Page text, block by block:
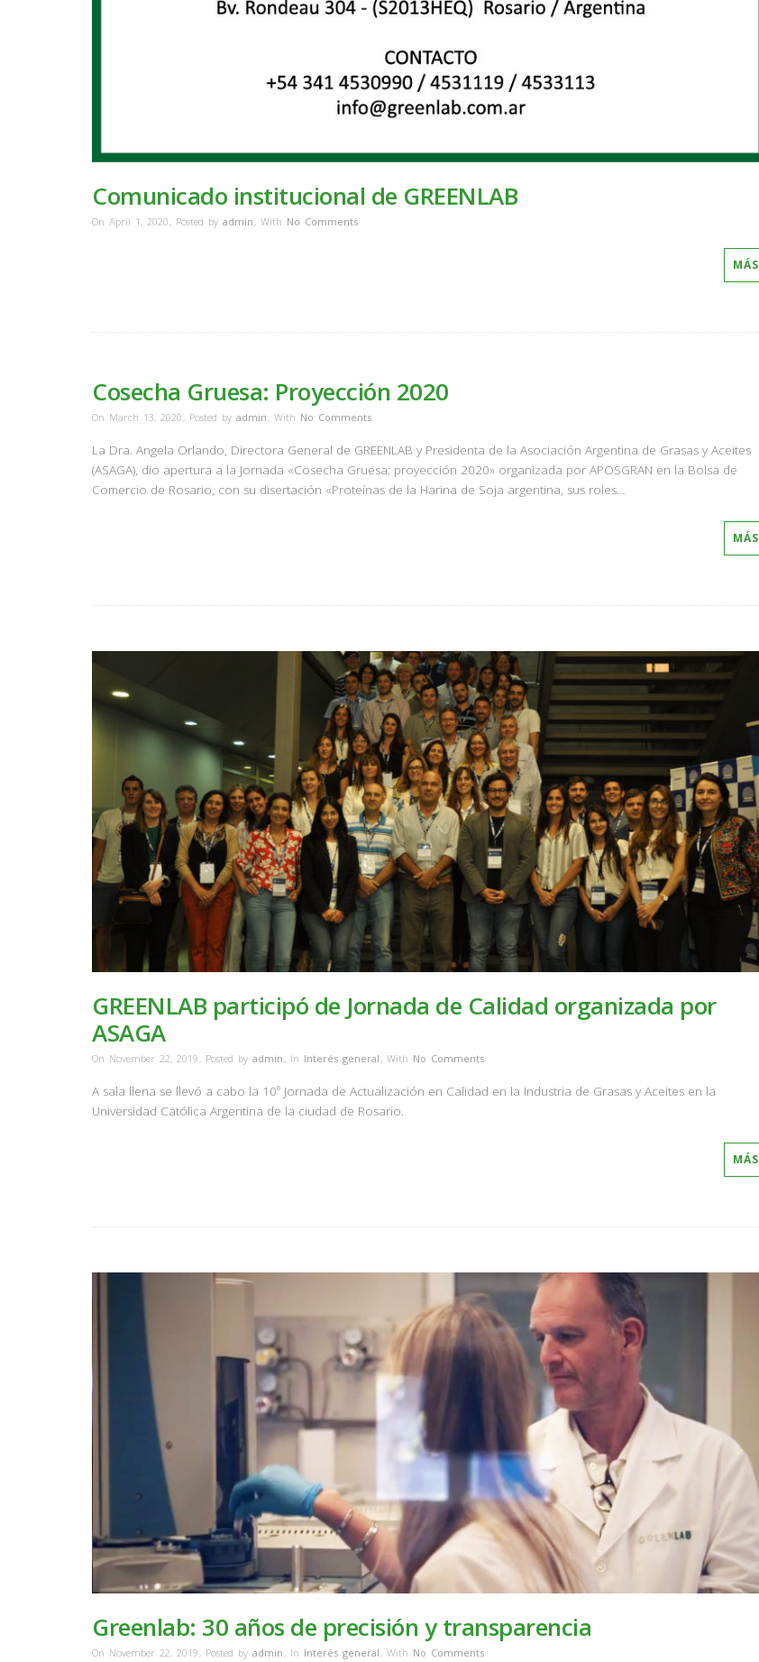
Comunicado institucional de GREENLAB
On April 1, 2020 , Posted by admin , With No Comments
MÁS
Cosecha Gruesa: Proyección 2020
On March 13, 2020 , Posted by admin , With No Comments
La Dra. Angela Orlando, Directora General de GREENLAB y Presidenta de la Asociación Argentina de Grasas y Aceites
(ASAGA), dio apertura a la Jornada «Cosecha Gruesa: proyección 2020» organizada por APOSGRAN en la Bolsa de
Comercio de Rosario, con su disertación «Proteínas de la Harina de Soja argentina, sus roles…
MÁS
GREENLAB participó de Jornada de Calidad organizada por
ASAGA
On November 22, 2019 , Posted by admin , In Interés general , With No Comments
A sala llena se llevó a cabo la 10º Jornada de Actualización en Calidad en la Industria de Grasas y Aceites en la
Universidad Católica Argentina de la ciudad de Rosario.
MÁS
Greenlab: 30 años de precisión y transparencia
On November 22, 2019 , Posted by admin , In Interés general , With No Comments